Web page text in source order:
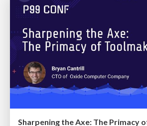
Sharpening the Axe: The Primacy